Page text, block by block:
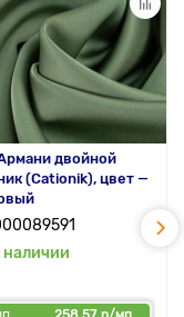
двойной
(Cationik), цвет —
наличии